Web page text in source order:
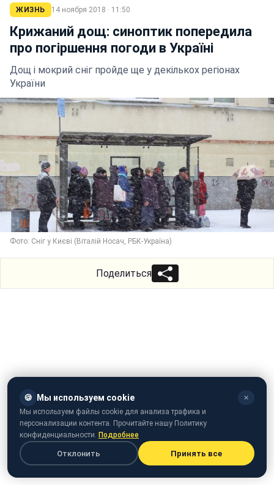
ЖИЗНЬ 14 ноября 2018 · 11:50
Крижаний дощ: синоптик попередила
про погіршення погоди в Україні
Дощ і мокрий сніг пройде ще у декількох регіонах
України
Фото: Сніг у Києві (Віталій Носач, РБК-Україна)
Поделиться
🍪 Мы используем cookie ✕
Мы используем файлы cookie для анализа трафика и
персонализации контента. Прочитайте нашу Политику
конфиденциальности. Подробнее
Отклонить Принять все